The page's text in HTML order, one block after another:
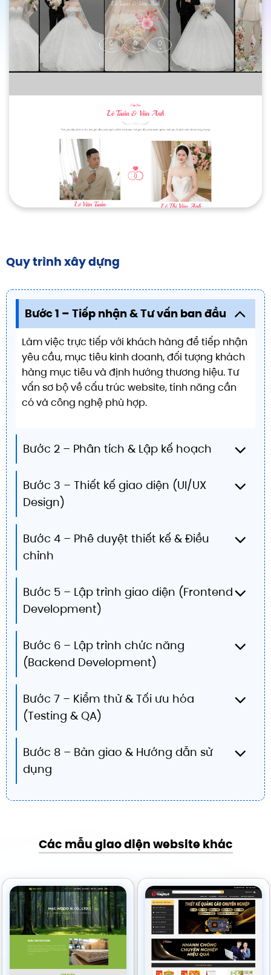
Quy trình xây dựng
Bước 1 – Tiếp nhận & Tư vấn ban đầu
Làm việc trực tiếp với khách hàng để tiếp nhận
yêu cầu, mục tiêu kinh doanh, đối tượng khách
hàng mục tiêu và định hướng thương hiệu. Tư
vấn sơ bộ về cấu trúc website, tính năng cần
có và công nghệ phù hợp.
Bước 2 – Phân tích & Lập kế hoạch
Bước 3 – Thiết kế giao diện (UI/UX
Design)
Bước 4 – Phê duyệt thiết kế & Điều
chỉnh
Bước 5 – Lập trình giao diện (Frontend
Development)
Bước 6 – Lập trình chức năng
(Backend Development)
Bước 7 – Kiểm thử & Tối ưu hóa
(Testing & QA)
Bước 8 – Bàn giao & Hướng dẫn sử
dụng
Các mẫu giao diện website khác